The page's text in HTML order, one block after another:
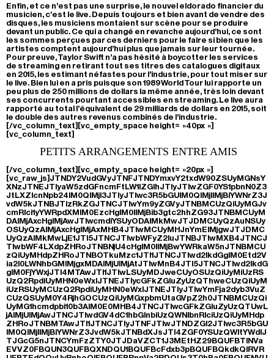
Enfin, et ce n’est pas une surprise, le nouvel eldorado financier du
musicien, c’est le live. Depuis toujours et bien avant de vendre des
disques, les musiciens montaient sur scène pour se produire
devant un public. Ce qui a changé en revanche aujourd’hui, ce sont
les sommes perçues par ces derniers pour le faire si bien que les
artistes comptent aujourd’hui plus que jamais sur leur tournée.
Pour preuve, Taylor Swift n’a pas hésité à boycotter les services
de streaming en retirant tout ses titres des catalogues digitaux
en 2015, les estimant néfastes pour l’industrie, pour tout miser sur
le live. Bien lui en a pris puisque son 1989 World Tour lui rapporte un
peu plus de 250 millions de dollars la même année, très loin devant
ses concurrents pourtant accessibles en streaming. Le live aura
rapporté au total l’équivalent de 29 milliards de dollars en 2015, soit
le double des autres revenus combinés de l’industrie.
[/vc_column_text][vc_empty_space height= »40px »]
[vc_column_text]
PETITS ARRANGEMENTS ENTRE AMIS
[/vc_column_text][vc_empty_space height= »20px »]
[vc_raw_js]JTNDY2VudGVyJTNFJTNDYmxvY2txdW90ZSUyMGNsY
XNzJTNEJTIyaW5zdGFncmFtLW1lZGlhJTIyJTIwZGF0YS1pbnN0Z3
JtLXZlcnNpb24lM0QlMjI3JTIyJTIwc3R5bGUlM0QlMjIlMjBiYWNrZ3J
vdW5kJTNBJTIzRkZGJTNCJTIwYm9yZGVyJTNBMCUzQiUyMGJv
cmRlci1yYWRpdXMlM0EzcHglM0IlMjBib3gtc2hhZG93JTNBMCUyM
DAlMjAxcHglMjAwJTIwcmdiYSUyODAlMkMwJTJDMCUyQzAuNSUy
OSUyQzAlMjAxcHglMjAxMHB4JTIwMCUyMHJnYmElMjgwJTJDMC
UyQzAlMkMwLjE1JTI5JTNCJTIwbWFyZ2luJTNBJTIwMXB4JTNCJ
TIwbWF4LXdpZHRoJTNBNjU4cHglM0IlMjBwYWRkaW5nJTNBMCU
zQiUyMHdpZHRoJTNBOTkuMzc1JTI1JTNCJTIwd2lkdGglM0Etd2V
ia2l0LWNhbGMlMjgxMDAlMjUlMjAtJTIwMnB4JTI5JTNCJTIwd2lkdG
glM0FjYWxjJTI4MTAwJTI1JTIwLSUyMDJweCUyOSUzQiUyMiUzRS
UzQ2RpdiUyMHN0eWxlJTNEJTIycGFkZGluZyUzQThweCUzQiUyM
iUzRSUyMCUzQ2RpdiUyMHN0eWxlJTNEJTIyJTIwYmFja2dyb3VuZ
CUzQSUyM0Y4RjhGOCUzQiUyMGxpbmUtaGVpZ2h0JTNBMCUzQi
UyMG1hcmdpbi10b3AlM0E0MHB4JTNCJTIwcGFkZGluZyUzQTUwL
jAlMjUlMjAwJTNCJTIwdGV4dC1hbGlnbiUzQWNlbnRlciUzQiUyMHdp
ZHRoJTNBMTAwJTI1JTNCJTIyJTNFJTIwJTNDZGl2JTIwc3R5bGU
lM0QlMjIlMjBiYWNrZ3JvdW5kJTNBdXJsJTI4ZGF0YSUzQWltYWdlJ
TJGcG5nJTNCYmFzZTY0JTJDaVZCT1J3MEtHZ29BQUFBTlNVa
EVVZ0FBQUN3QUFBQXNDQU1BQUFBcFdxb3pBQUFBQkdkQlRVR